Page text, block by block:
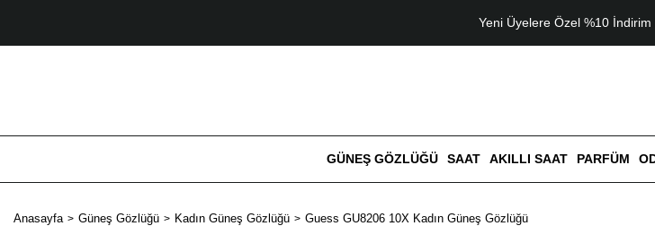
Yeni Üyelere Özel %10 İndirim
GÜNEŞ GÖZLÜĞÜ SAAT AKILLI SAAT PARFÜM
Anasayfa Güneş Gözlüğü Kadın Güneş Gözlüğü Guess GU8206 10X Kadın Güneş Gözlüğü